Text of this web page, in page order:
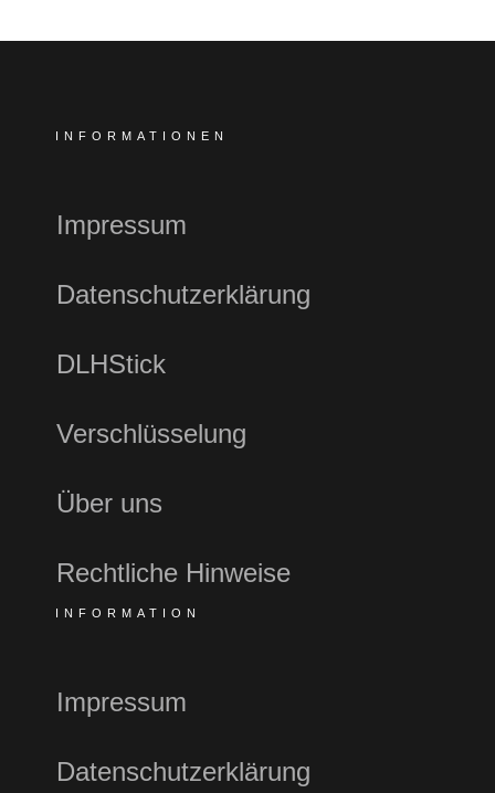
INFORMATIONEN
Impressum
Datenschutzerklärung
DLHStick
Verschlüsselung
Über uns
Rechtliche Hinweise
INFORMATION
Impressum
Datenschutzerklärung